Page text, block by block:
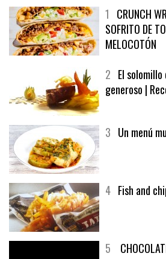
1CRUNCH
SOFRITO DE
MELOCOTÓN
2El solomillo